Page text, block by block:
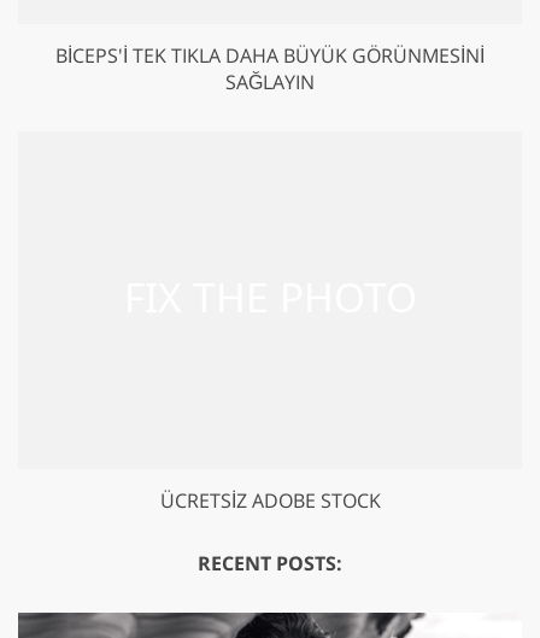
BICEPS'I TEK TIKLA DAHA BÜYÜK GÖRÜNMESINI
SAĞLAYIN
ÜCRETSIZ ADOBE STOCK
RECENT POSTS: